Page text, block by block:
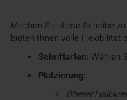
Machen Sie diese Scheibe
bieten Ihnen volle Flexibilität
Schriftarten: Wählen
Platzierung:
Oberer